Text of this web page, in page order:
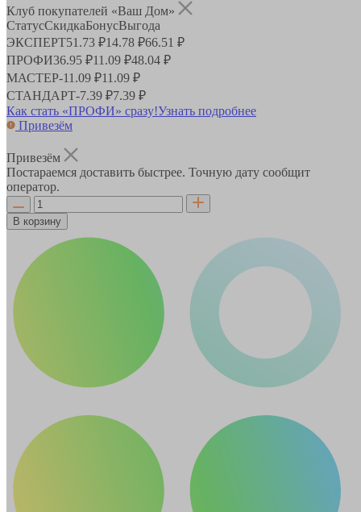
Клуб покупателей «Ваш Дом»
СтатусСкидкаБонусВыгода
ЭКСПЕРТ51.73 ₽14.78 ₽66.51 ₽
ПРОФИ36.95 ₽11.09 ₽48.04 ₽
МАСТЕР-11.09 ₽11.09 ₽
СТАНДАРТ-7.39 ₽7.39 ₽
Как стать «ПРОФИ» сразу!Узнать подробнее
Привезём
Привезём
Постараемся доставить быстрее. Точную дату сообщит
оператор.
В корзину